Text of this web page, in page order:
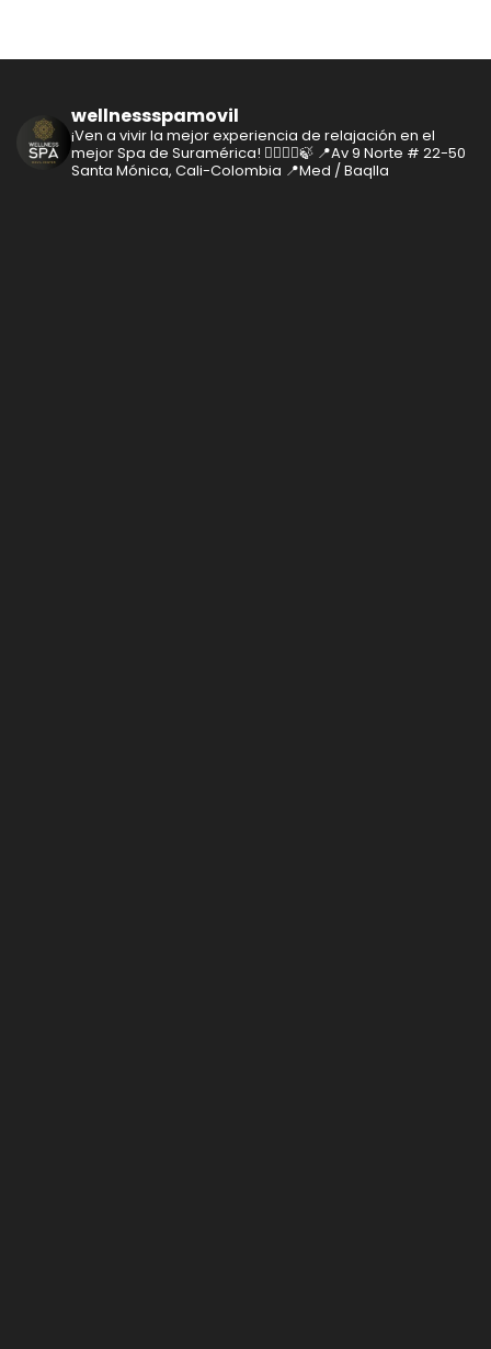
wellnessspamovil
¡Ven a vivir la mejor experiencia de relajación en el
mejor Spa de Suramérica! 🧘‍♂️🧘‍♀️🍃 📍Av 9 Norte # 22-50
Santa Mónica, Cali-Colombia 📍Med / Baqlla